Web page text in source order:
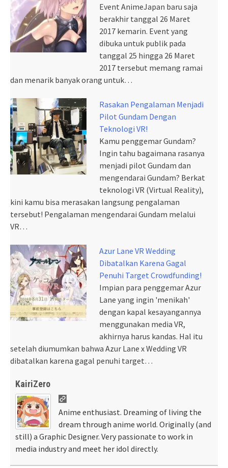
Event AnimeJapan baru saja
berakhir tanggal 26 Maret
2017 kemarin. Event yang
dibuka untuk publik pada
tanggal 25 hingga 26 Maret
2017 tersebut memang ramai
dan menarik banyak orang untuk…
Rasakan Pengalaman Menjadi
Pilot Gundam Dengan
Teknologi VR!
Kamu penggemar Gundam?
Ingin tahu bagaimana rasanya
menjadi pilot Gundam dan
mengendarai Gundam? Berkat
teknologi VR (Virtual Reality),
kini kamu bisa merasakan langsung pengalaman
tersebut! Pengalaman mengendarai Gundam melalui
VR…
Azur Lane VR Wedding
Dibatalkan Karena Gagal
Penuhi Target Crowdfunding!
Impian para penggemar Azur
Lane yang ingin 'menikah'
dengan kapal kesayangannya
menggunakan media VR,
akhirnya harus kandas. Hal itu
setelah diumumkan bahwa Azur Lane x Wedding VR
dibatalkan karena gagal penuhi target…
KairiZero
Anime enthusiast. Dreaming of living the
dream through anime world. Originally (and
still) a Graphic Designer. Very passionate to work in
media industry and meet her idol directly.